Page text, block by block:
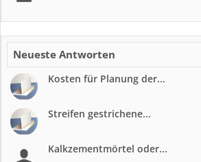
Neueste Antworten
Kosten für Planung der...
Streifen gestrichene...
Kalkzementmörtel oder...